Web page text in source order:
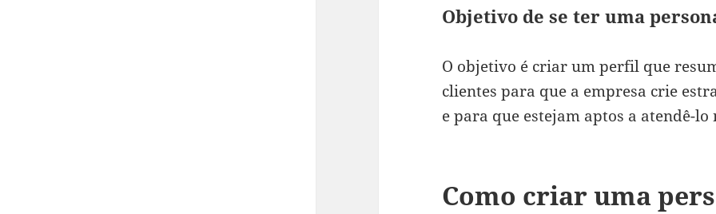
Objetivo de se ter uma
O objetivo é criar um perfil que
clientes para que a empresa crie
e para que estejam aptos a atendê-
Como criar uma